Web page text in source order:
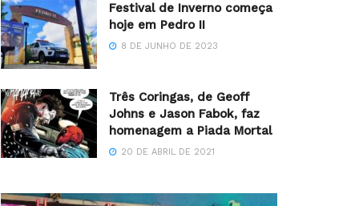
Festival de Inverno começa
hoje em Pedro II
8 DE JUNHO DE 2023
Três Coringas, de Geoff
Johns e Jason Fabok, faz
homenagem a Piada Mortal
20 DE ABRIL DE 2021